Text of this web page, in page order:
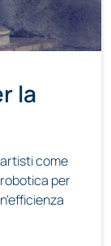
la
come
per